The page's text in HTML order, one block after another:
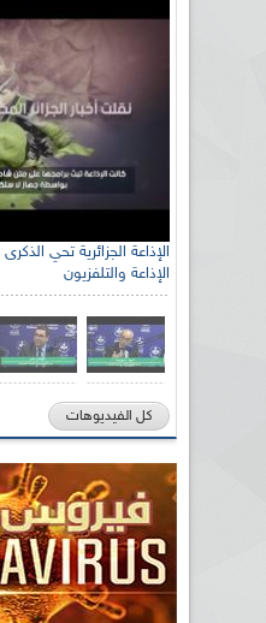
الإذاعة والتلفزيون
كل الفيديوهات